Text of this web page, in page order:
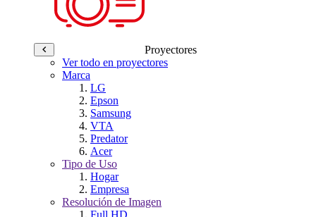
Proyectores
Ver todo en proyectores
Marca
LG
Epson
Samsung
VTA
Predator
Acer
Tipo de Uso
Hogar
Empresa
Resolución de Imagen
Full HD